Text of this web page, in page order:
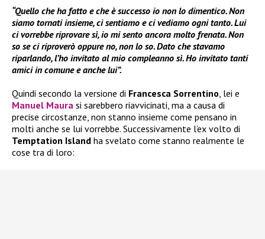
“Quello che ha fatto e che è successo io non lo dimentico. Non
siamo tornati insieme, ci sentiamo e ci vediamo ogni tanto. Lui
ci vorrebbe riprovare sì, io mi sento ancora molto frenata. Non
so se ci riproverò oppure no, non lo so. Dato che stavamo
riparlando, l’ho invitato al mio compleanno sì. Ho invitato tanti
amici in comune e anche lui”.
Quindi secondo la versione di Francesca Sorrentino, lei e
Manuel Maura si sarebbero riavvicinati, ma a causa di
precise circostanze, non stanno insieme come pensano in
molti anche se lui vorrebbe. Successivamente l’ex volto di
Temptation Island ha svelato come stanno realmente le
cose tra di loro: